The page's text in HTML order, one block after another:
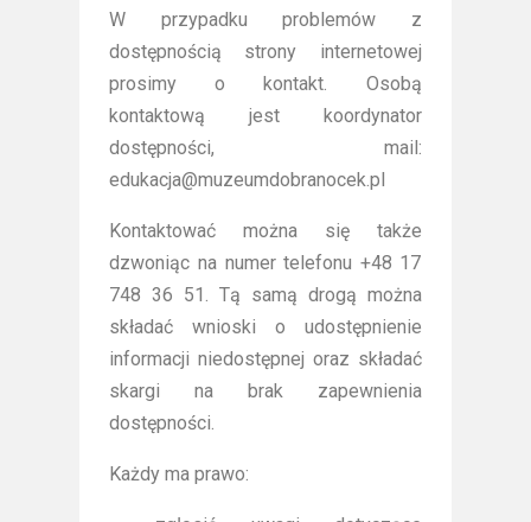
W przypadku problemów z
dostępnością strony internetowej
prosimy o kontakt. Osobą
kontaktową jest koordynator
dostępności, mail:
edukacja@muzeumdobranocek.pl
Kontaktować można się także
dzwoniąc na numer telefonu +48 17
748 36 51. Tą samą drogą można
składać wnioski o udostępnienie
informacji niedostępnej oraz składać
skargi na brak zapewnienia
dostępności.
Każdy ma prawo: